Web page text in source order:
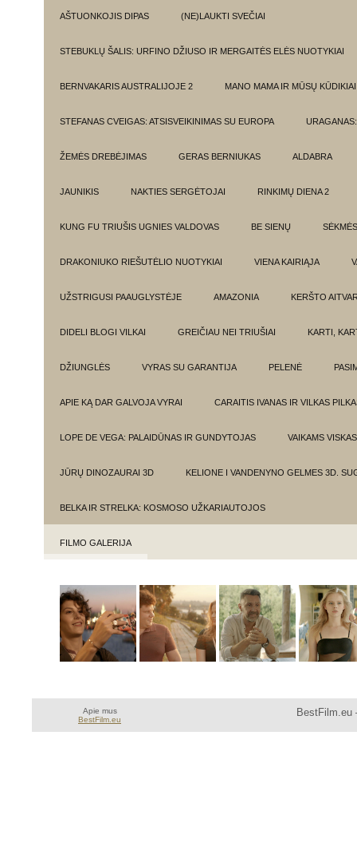
AŠTUONKOJIS DIPAS (NE)LAUKTI SVEČIAI
STEBUKLŲ ŠALIS: URFINO DŽIUSO IR MERGAITĖS ELĖS NUOTYKIAI
BERNVAKARIS AUSTRALIJOJE 2 MANO MAMA IR MŪSŲ KŪDIKIAI
STEFANAS CVEIGAS: ATSISVEIKINIMAS SU EUROPA
ŽEMĖS DREBĖJIMAS GERAS BERNIUKAS ALDABRA
JAUNIKIS NAKTIES SERGĖTOJAI RINKIMŲ DIENA 2
KUNG FU TRIUŠIS UGNIES VALDOVAS BE SIENŲ
DRAKONIUKO RIEŠUTĖLIO NUOTYKIAI VIENA KAIRIĄJA
UŽSTRIGUSI PAAUGLYSTĖJE AMAZONIA KERŠTO
DIDELI BLOGI VILKAI GREIČIAU NEI TRIUŠIAI KARTI,
DŽIUNGLĖS VYRAS SU GARANTIJA PELENĖ
APIE KĄ DAR GALVOJA VYRAI CARAITIS IVANAS IR VILKAS
LOPE DE VEGA: PALAIDŪNAS IR GUNDYTOJAS VAIKAMS
JŪRŲ DINOZAURAI 3D KELIONE I VANDENYNO GELMES 3D.
BELKA IR STRELKA: KOSMOSO UŽKARIAUTOJOS
FILMO GALERIJA
Apie mus
BestFilm.eu